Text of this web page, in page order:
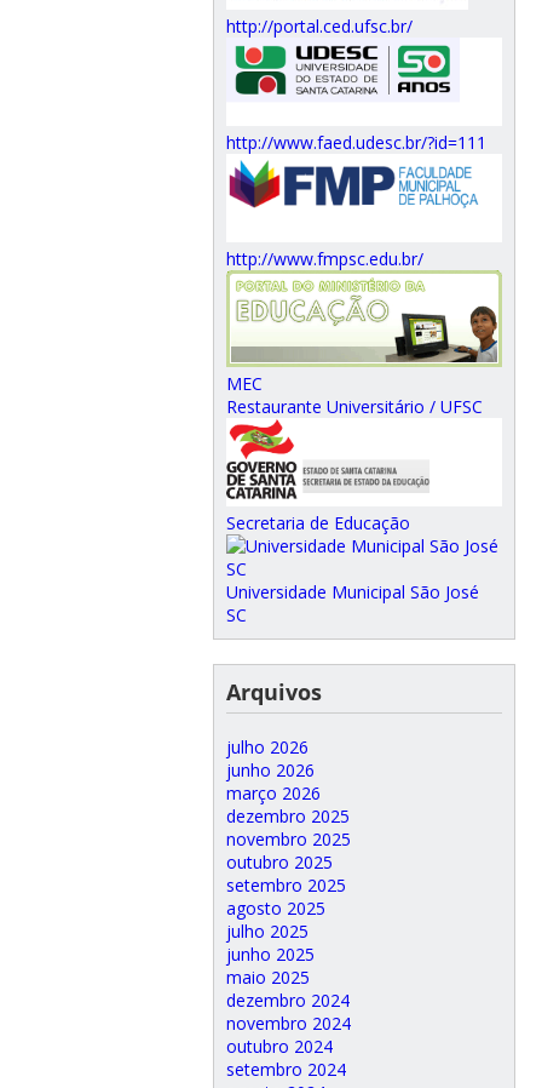
http://portal.ced.ufsc.br/
http://www.faed.udesc.br/?id=111
http://www.fmpsc.edu.br/
MEC
Restaurante Universitário / UFSC
Secretaria de Educação
Universidade Municipal São José
SC
Arquivos
julho 2026
junho 2026
março 2026
dezembro 2025
novembro 2025
outubro 2025
setembro 2025
agosto 2025
julho 2025
junho 2025
maio 2025
dezembro 2024
novembro 2024
outubro 2024
setembro 2024